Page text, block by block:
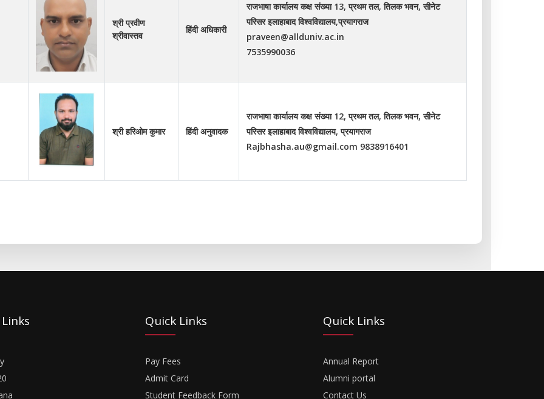
श्री प्रवीण
श्रीवास्‍तव
हिंदी अधिकारी
राजभाषा कार्यालय कक्ष संख्‍या 13, प्रथम तल, तिलक भवन, सीनेट
परिसर इलाहाबाद विश्‍वविद्यालय,प्रयागराज
praveen@allduniv.ac.in
7535990036
श्री हरिओम कुमार हिंदी अनुवादक
राजभाषा कार्यालय कक्ष संख्‍या 12, प्रथम तल, तिलक भवन, सीनेट
परिसर इलाहाबाद विश्‍वविद्यालय, प्रयागराज
Rajbhasha.au@gmail.com 9838916401
Quick Links
Pay Fees
Admit Card
Student Feedback Form
Quick Links
Annual Report
Alumni portal
Contact Us